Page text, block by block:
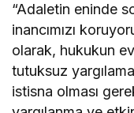
“Adaletin eninde
inancımızı
olarak, hukukun
tutuksuz
istisna olması